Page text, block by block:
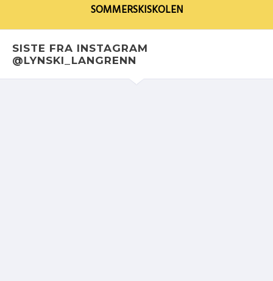
SOMMERSKISKOLEN
SISTE FRA INSTAGRAM
@LYNSKI_LANGRENN